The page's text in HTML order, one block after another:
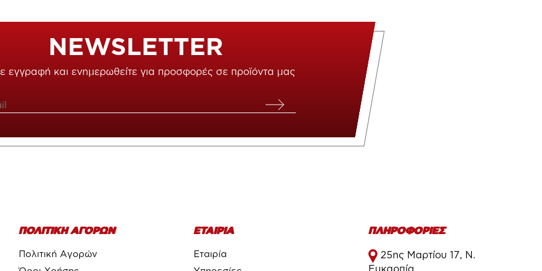
NEWSLETTER
εγγραφή και ενημερωθείτε για προσφορές σε προϊόντα μας
ΠΟΛΙΤΙΚΗ ΑΓΟΡΩΝ
Πολιτική Αγορών
ΕΤΑΙΡΙΑ
Εταιρία
ΠΛΗΡΟΦΟΡΙΕΣ
25ης Μαρτίου 17, Ν.
Ευκαρπία,